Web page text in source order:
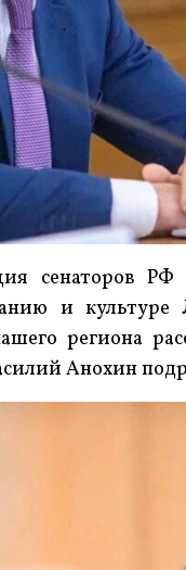
сенаторов
и
региона
Анохин